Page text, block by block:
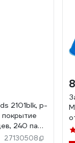
2101blk, р-
240 пар
коробка
27130508